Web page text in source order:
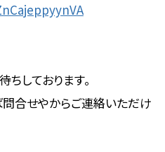
しております。
合せやからご連絡いただけ